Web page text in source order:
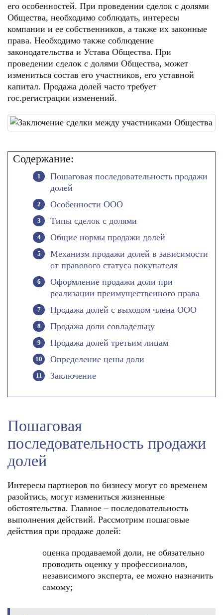
его особенностей. При проведении сделок с долями
Общества, необходимо соблюдать, интересы
компании и ее собственников, а также их законные
права. Необходимо также соблюдение
законодательства и Устава Общества. При
проведении сделок с долями Общества, может
измениться состав его участников, его уставной
капитал. Продажа долей часто требует
гос.регистрации изменений.
Содержание:
Пошаговая последовательность продажи
долей
Особенности ООО
Типы сделок с долями
Общие нормы продажи долей
Механизм продажи долей в зависимости
от правового статуса покупателя
Оформление продажи доли при
реализации преимущественного права
Продажа долей с выходом члена ООО
Продажа доли совладельцу
Продажа долей третьим лицам
Определение цены доли
Заключение
Пошаговая
последовательность продажи
долей
Интересы партнеров по бизнесу могут со временем
разойтись, могут измениться жизненные
обстоятельства. Главное – последовательность
выполнения действий. Рассмотрим пошаговые
действия при продаже долей:
оценка продаваемой доли, не обязательно
проводить оценку у профессионалов,
независимого эксперта, ее можно назначить
самому;